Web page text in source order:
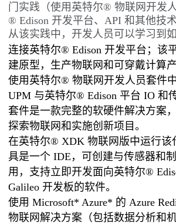
门实践（使用英特尔® 物联网开发
® Edison 开发平台、API 和其他技
从该实践中，开发人员可以学习到如
连接英特尔® Edison 开发平台；该
建原型，生产物联网和可穿戴计算
使用英特尔® 物联网开发人员套件
UPM 与英特尔® Edison 平台 IO 和
套件是一款完整的软硬件解决方案
探索物联网和实施创新项目。
在英特尔® XDK 物联网版中运行该
具是一个 IDE，可创建与传感器和
用，支持立即开发面向英特尔®
Galileo 开发板的软件。
使用 Microsoft* Azure* 的 Azure
物联网解决方案（包括数据分析和